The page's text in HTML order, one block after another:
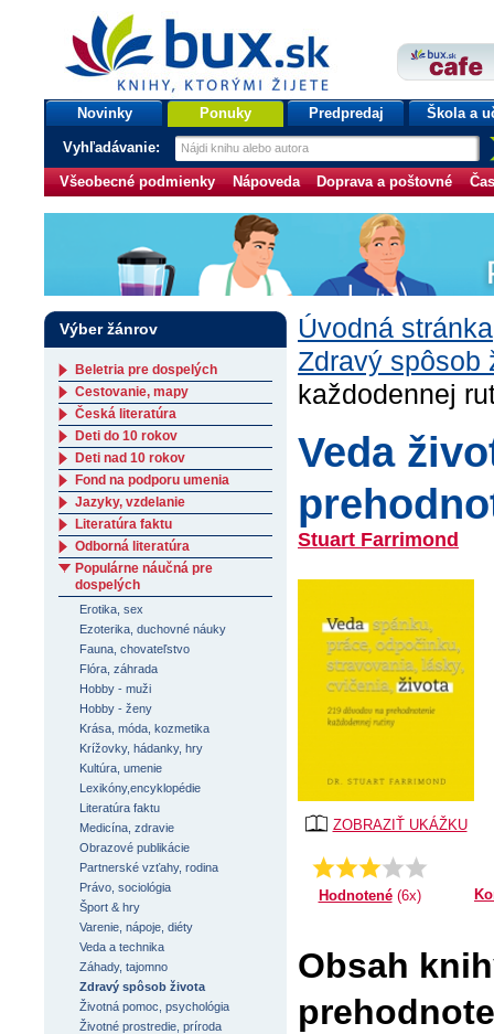
bux.sk
knihy, ktorými žijete
Úvodná stránka
Novinky Ponuky Predpredaj Škola a
Vyhľadávanie:
Všeobecné podmienky Nápoveda Doprava a poštovné
Úvodná stránka
Zdravý spôsob
každodennej
Veda
Stuart Farrimond
ZOBRAZIŤ UKÁŽKU
Priemer:
3.0
Hodnotené(6x)
Obsah
Výber žánrov
Beletria pre dospelých
Cestovanie, mapy
Česká literatúra
Deti do 10 rokov
Deti nad 10 rokov
Fond na podporu umenia
Jazyky, vzdelanie
Literatúra faktu
Odborná literatúra
Populárne náučná pre
dospelých
Erotika, sex
Ezoterika, duchovné náuky
Fauna, chovateľstvo
Flóra, záhrada
Hobby - muži
Hobby - ženy
Krása, móda, kozmetika
Krížovky, hádanky, hry
Kultúra, umenie
Lexikóny,encyklopédie
Literatúra faktu
Medicína, zdravie
Obrazové publikácie
Partnerské vzťahy, rodina
Právo, sociológia
Šport & hry
Varenie, nápoje, diéty
Veda a technika
Záhady, tajomno
Zdravý spôsob života
Životná pomoc, psychológia
Životné prostredie, príroda